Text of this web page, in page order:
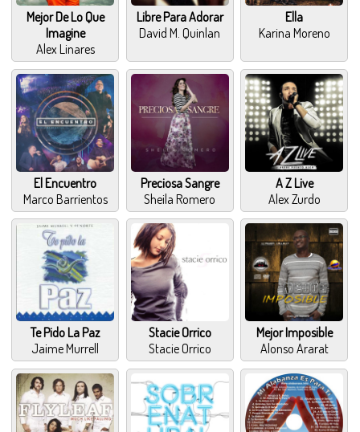
Mejor De Lo Que
Imagine
Alex Linares
Libre Para Adorar
David M. Quinlan
Ella
Karina Moreno
El Encuentro
Marco Barrientos
Preciosa Sangre
Sheila Romero
A Z Live
Alex Zurdo
Te Pido La Paz
Jaime Murrell
Stacie Orrico
Stacie Orrico
Mejor Imposible
Alonso Ararat